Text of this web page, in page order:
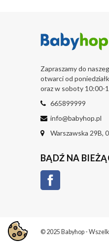
Zapraszamy do
otwarci od
oraz w soboty 10:00-
665899999
info@babyhop.pl
Warszawska 29B,
BĄDŹ NA
© 2025 Babyhop -